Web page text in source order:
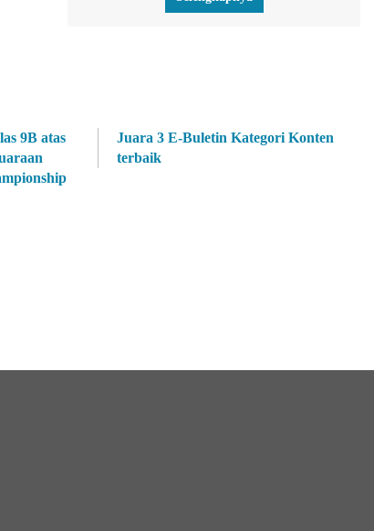
9B atas
Juara 3 E-Buletin Kategori Konten
terbaik